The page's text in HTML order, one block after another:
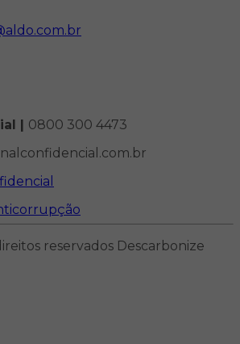
| 0800 300 4473
reservados Descarbonize